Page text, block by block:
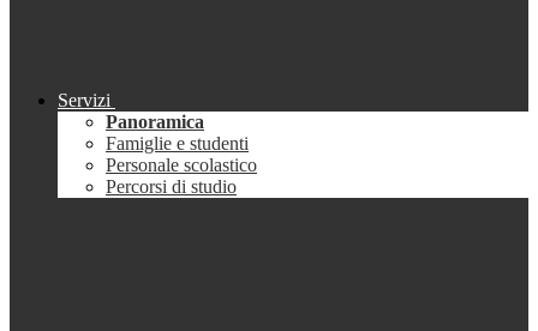
Servizi
Panoramica
Famiglie e studenti
Personale scolastico
Percorsi di studio